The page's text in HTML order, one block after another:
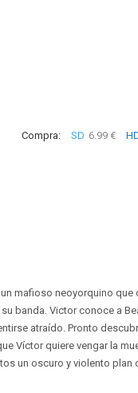
Compra: SD 6.99 €
mafioso neoyorquino
banda. Victor conoce a
atraído. Pronto
Víctor quiere vengar la
un oscuro y violento plan